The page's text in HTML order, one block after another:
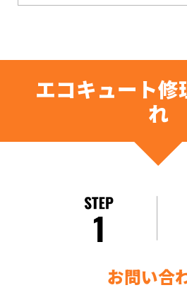
エコキュート修
れ
お問い合